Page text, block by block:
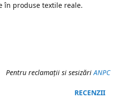
în produse textile reale.
Pentru reclamaţii si sesizăriANPC
RECENZII